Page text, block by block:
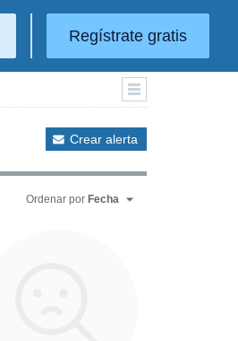
Regístrate gratis
Crear alerta
Ordenar por Fecha